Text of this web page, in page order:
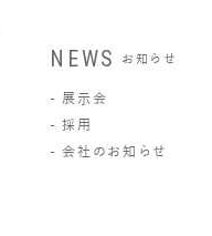
NEWS お知らせ
展示会
採用
会社のお知らせ